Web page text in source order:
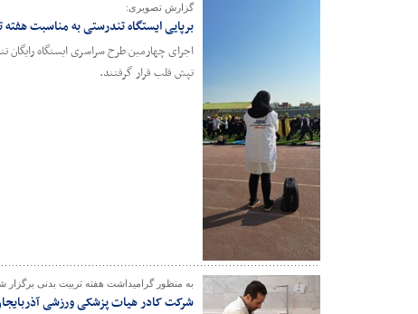
گزارش تصویری:
برپایی ایستگاه تندرستی به مناسبت
تپش قلب قرار گرفتند.
به منظور گرامیداشت هفته تربیت بدنی برگزار
شرکت کادر هیات پزشکی ورزشی